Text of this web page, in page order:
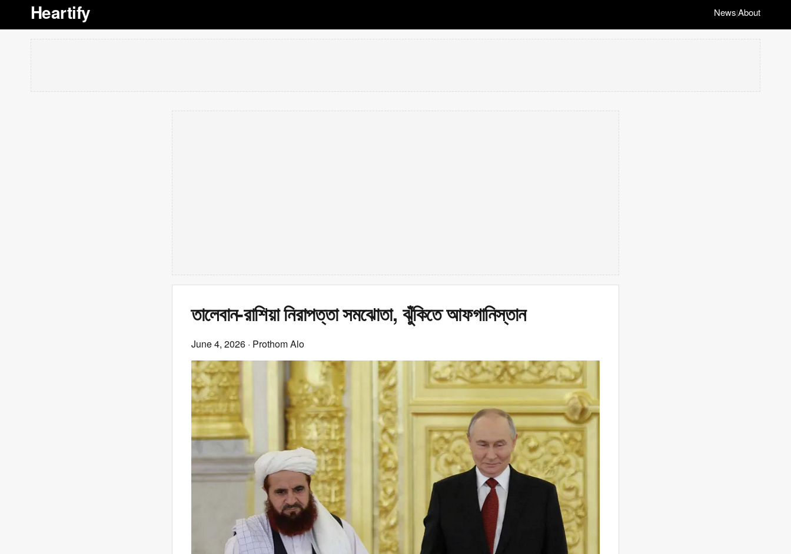
Heartify News|About
তালেবান-রাশিয়া নিরাপত্তা সমঝোতা, ঝুঁকিতে আফগানিস্তান
June 4, 2026 · Prothom Alo